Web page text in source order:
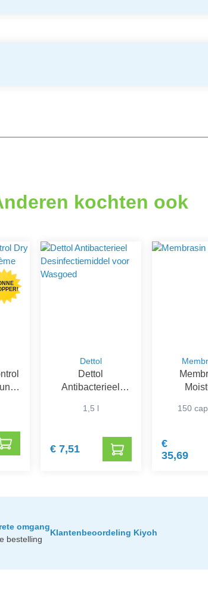
kochten ook
Dettol
Dettol
Antibacterieel
voor Wasgoed
1,5 l
€ 7,51
150
€
35,69
omgang
bestelling
Klantenbeoordeling Kiyoh